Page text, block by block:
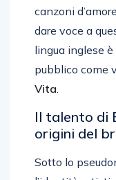
canzoni
dare voce a
lingua inglese è
pubblico come
Vita.
Il talento di
origini del
Sotto lo